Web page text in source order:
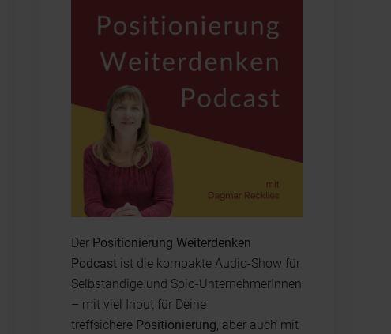
Der Positionierung Weiterdenken
Podcastist die kompakte Audio-Show für
Selbständige und Solo-UnternehmerInnen
– mit viel Input für Deine
treffsichere Positionierung, aber auch mit